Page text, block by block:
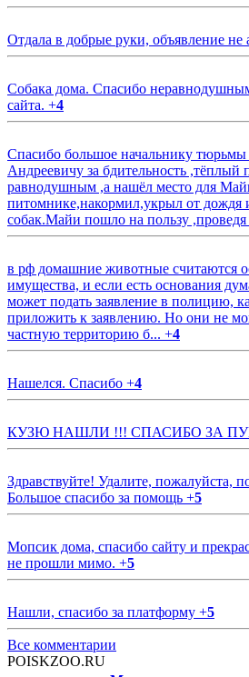
Отдала в добрые руки, объявление не
Собака дома. Спасибо
сайта. +4
Спасибо большое начальнику
Андреевичу за бдительность ,тёплый
равнодушным ,а нашёл место для
питомнике,накормил,укрыл от дождя
собак.Майи пошло на пользу
в рф домашние животные считаются
имущества, и если есть основания
может подать заявление в полицию,
приложить к заявлению. Но они не
частную территорию б... +4
Нашелся. Спасибо +4
КУЗЮ НАШЛИ !!! СПАСИБО ЗА
Здравствуйте! Удалите, пожалуйста,
Большое спасибо за помощь +5
Мопсик дома, спасибо сайту и
не прошли мимо. +5
Нашли, спасибо за платформу +5
Все комментарии
POISKZOO.RU